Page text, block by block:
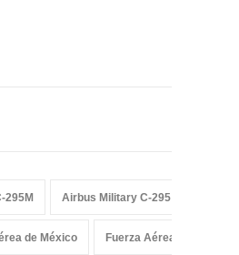
295M Airbus Military C-295
de México Fuerza Aérea Mexicana